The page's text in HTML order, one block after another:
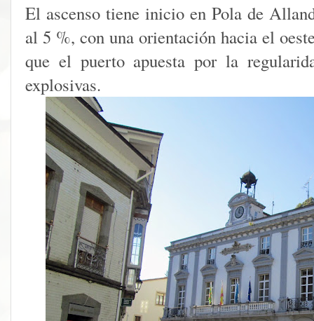
El ascenso tiene inicio en Pola de
al 5 %, con una orientación hacia el
que el puerto apuesta por la
explosivas.